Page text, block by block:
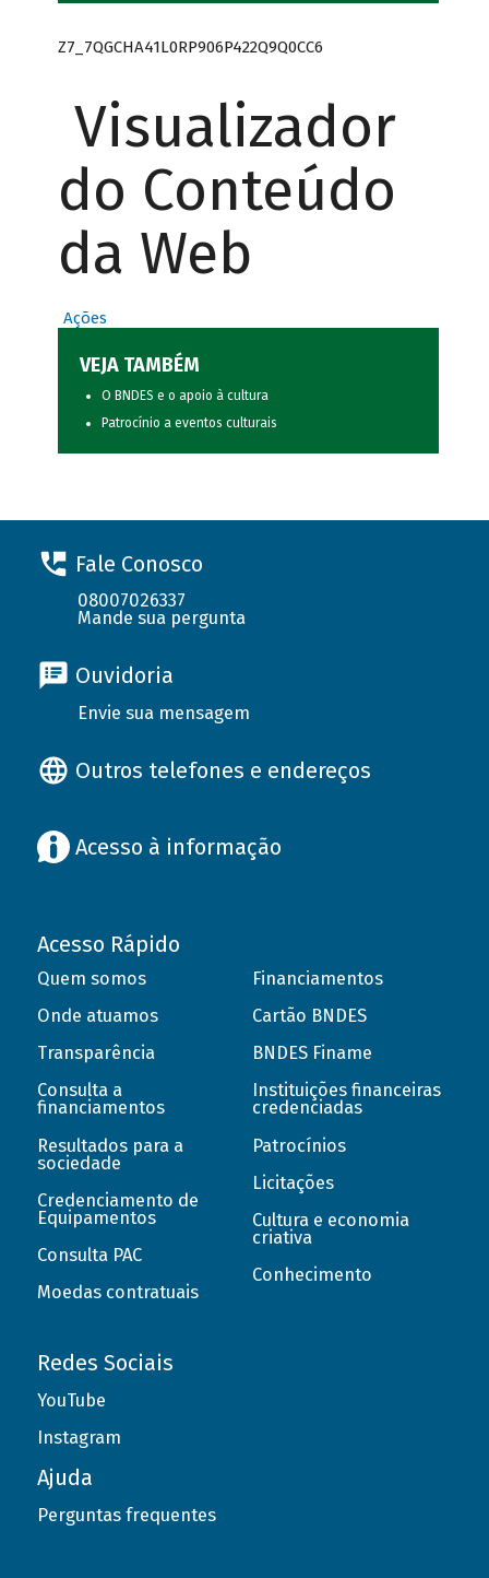
Z7_7QGCHA41L0RP906P422Q9Q0CC6
Visualizador
do Conteúdo
da Web
Ações
VEJA TAMBÉM
O BNDES e o apoio à cultura
Patrocínio a eventos culturais
Fale Conosco
08007026337
Mande sua pergunta
Ouvidoria
Envie sua mensagem
Outros telefones e endereços
Acesso à informação
Acesso Rápido
Quem somos
Onde atuamos
Transparência
Consulta a
financiamentos
Resultados para a
sociedade
Credenciamento de
Equipamentos
Consulta PAC
Moedas contratuais
Financiamentos
Cartão BNDES
BNDES Finame
Instituições financeiras
credenciadas
Patrocínios
Licitações
Cultura e economia
criativa
Conhecimento
Redes Sociais
YouTube
Instagram
Ajuda
Perguntas frequentes